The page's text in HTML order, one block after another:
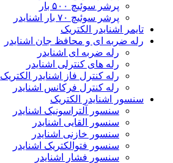
پرشر سوئیچ ۵۰۰ بار
پرشر سوئیچ ۷۰ بار اشنایدر
تایمر اشنایدر الکتریک
رله ضربه ای و محافظ جان اشنایدر
رله ضربه ای اشنایدر
رله های کنترلی اشنایدر
رله کنترل فاز اشنایدر الکتریک
رله کنترل فرکانس اشنایدر
سنسور اشنایدر الکتریک
سنسور آلتراسونیک اشنایدر
سنسور القایی اشنایدر
سنسور خازنی اشنایدر
سنسور فتوالکتریک اشنایدر
سنسور فشار اشنایدر